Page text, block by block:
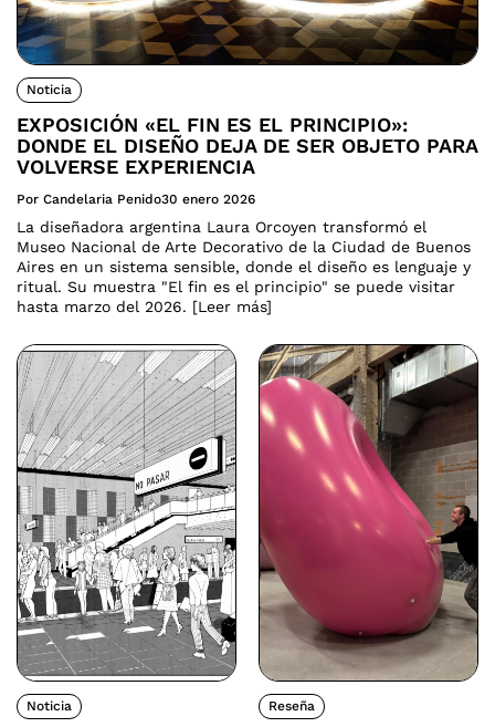
Noticia
EXPOSICIÓN «EL FIN ES EL PRINCIPIO»:
DONDE EL DISEÑO DEJA DE SER OBJETO PARA
VOLVERSE EXPERIENCIA
Por Candelaria Penido30 enero 2026
La diseñadora argentina Laura Orcoyen transformó el
Museo Nacional de Arte Decorativo de la Ciudad de Buenos
Aires en un sistema sensible, donde el diseño es lenguaje y
ritual. Su muestra "El fin es el principio" se puede visitar
hasta marzo del 2026. [Leer más]
Noticia Reseña